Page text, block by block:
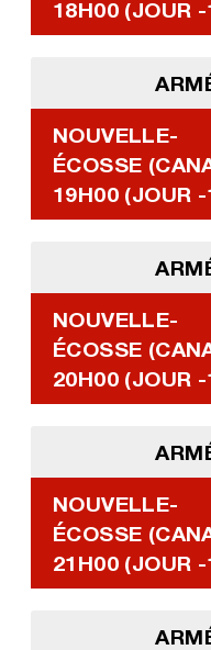
18H00 (JOUR -
NOUVELLE-
ÉCOSSE
19H00 (JOUR -
NOUVELLE-
ÉCOSSE
20H00 (JOUR -
NOUVELLE-
ÉCOSSE
21H00 (JOUR -